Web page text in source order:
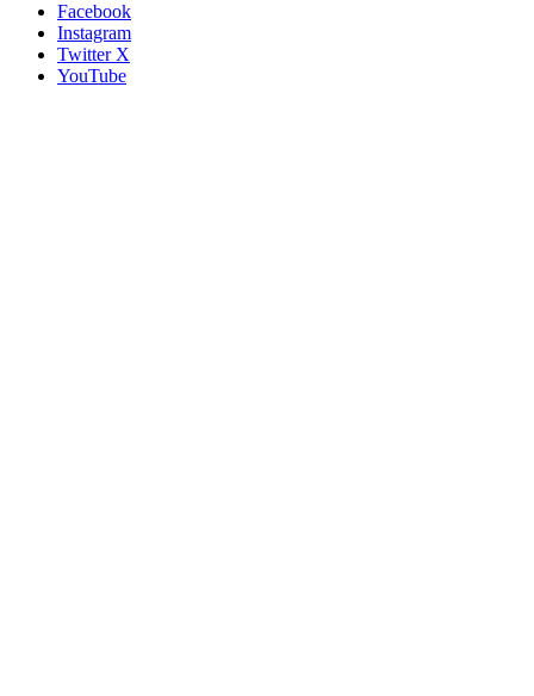
Facebook
Instagram
Twitter X
YouTube